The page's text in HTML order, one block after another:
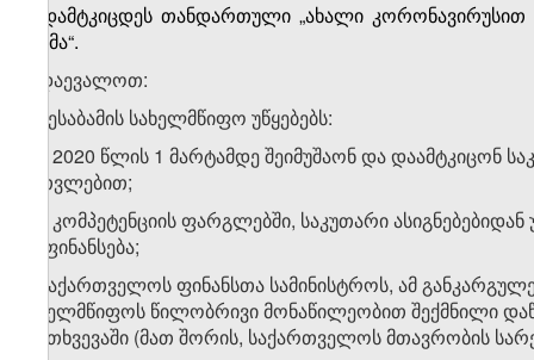
დამტკიცდეს თანდართული„ახალი კორონავირუსით
გეგმა“.
2. დაევალოთ:
ა) შესაბამის სახელმწიფო უწყებებს:
ა.ა) 2020 წლის 1 მარტამდე შეიმუშაონ და დაამტკიცონ
გათვლებით;
ა.ბ) კომპეტენციის ფარგლებში, საკუთარი
დაფინანსება;
ბ) საქართველოს ფინანსთა სამინისტროს, ამ
სახელმწიფოს წილობრივი მონაწილეობით შექმნილი
შემთხვევაში (მათ შორის, საქართველოს მთავრობის